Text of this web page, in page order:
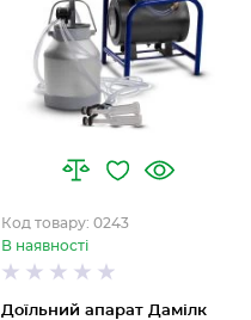
Доїльний апарат Дамілк
Код товару: 0243
В наявності